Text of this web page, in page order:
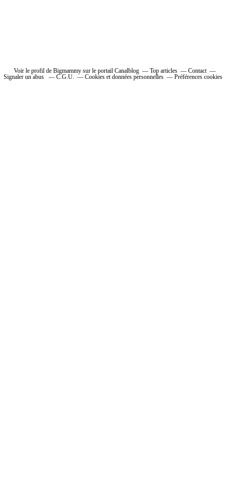
Voir le profil de Bigmammy sur le portail Canalblog Top articles
Contact
Signaler un abus
C.G.U. Cookies et données personnelles Préférences cookies